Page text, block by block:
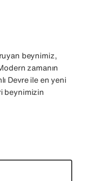
beynimiz,
zamanın
Devre ile en yeni
beynimizin